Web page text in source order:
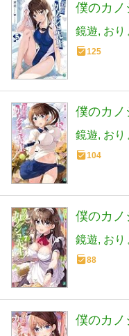
僕のカノ
鏡遊 おり
125
僕のカノ
鏡遊 おり
104
僕のカノ
鏡遊 おり
88
僕のカノ